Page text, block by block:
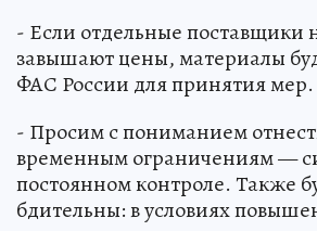
- Если отдельные поставщики
завышают цены, материалы
ФАС России для принятия мер.
- Просим с пониманием
временным ограничениям —
постоянном контроле. Также
бдительны: в условиях